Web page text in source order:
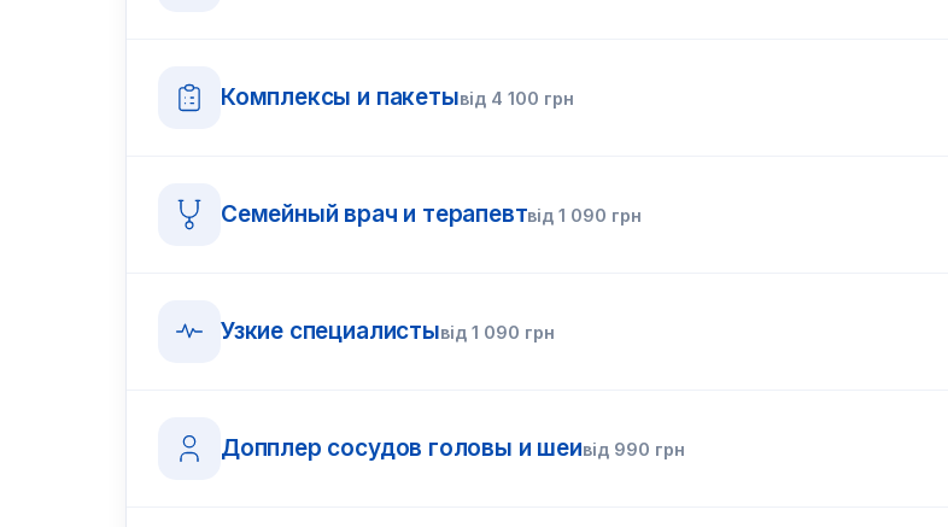
Комплексы и пакетывід 4 100 грн
Семейный врач и терапевтвід1 090 грн
Узкие специалистывід 1 090 грн
Допплер сосудов головы и шеивід 990 грн